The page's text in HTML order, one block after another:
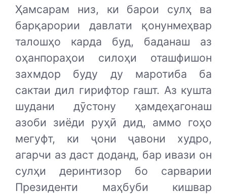
Ҳамсарам низ, ки барои сулҳ ва
барқарории давлати қонунмеҳвар
талошҳо карда буд, баданаш аз
оҳанпораҳои силоҳи оташфишон
захмдор буду ду маротиба ба
сактаи дил гирифтор гашт. Аз кушта
шудани дӯстону ҳамдеҳагонаш
азоби зиёди руҳӣ дид, аммо гоҳо
мегуфт, ки ҷони ҷавони худро,
агарчи аз даст доданд, бар ивази он
сулҳи деринтизор бо сарварии
Президенти маҳбуби кишвар